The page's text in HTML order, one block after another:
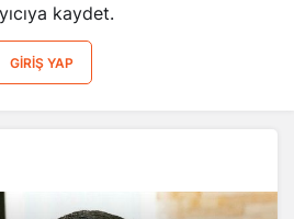
kaydet.
GIRIŞ YAP